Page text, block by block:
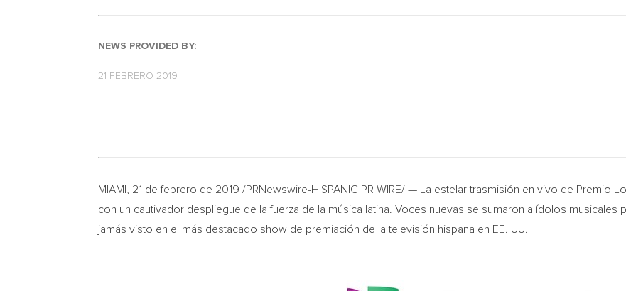
NEWS PROVIDED BY:
21 FEBRERO 2019
MIAMI
, 21 de febrero de 2019 /PRNewswire-HISPANIC PR WIRE/ — La estelar trasmisión en vivo de Premio
con un cautivador despliegue de la fuerza de la música latina. Voces nuevas se sumaron a ídolos
jamás visto en el más destacado show de premiación de la televisión hispana en EE. UU.